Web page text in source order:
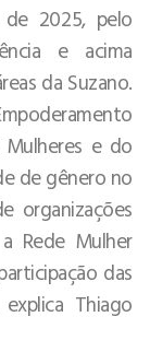
2025, pelo
e acima
da Suzano.
e do
de gênero no
organizações
Rede Mulher
das
Thiago